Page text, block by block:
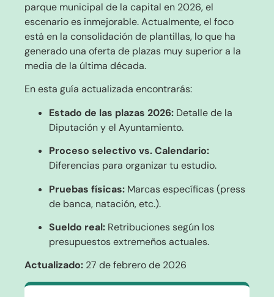
parque municipal de la capital en 2026, el
escenario es inmejorable. Actualmente, el foco
está en la consolidación de plantillas, lo que ha
generado una oferta de plazas muy superior a la
media de la última década.
En esta guía actualizada encontrarás:
Estado de las plazas 2026: Detalle de la
Diputación y el Ayuntamiento.
Proceso selectivo vs. Calendario:
Diferencias para organizar tu estudio.
Pruebas físicas: Marcas específicas (press
de banca, natación, etc.).
Sueldo real: Retribuciones según los
presupuestos extremeños actuales.
Actualizado: 27 de febrero de 2026